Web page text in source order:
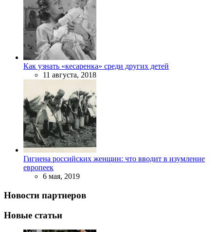
Как узнать «кесаренка» среди других детей
11 августа, 2018
Гигиена российских женщин: что вводит в изумление
европеек
6 мая, 2019
Новости партнеров
Новые статьи